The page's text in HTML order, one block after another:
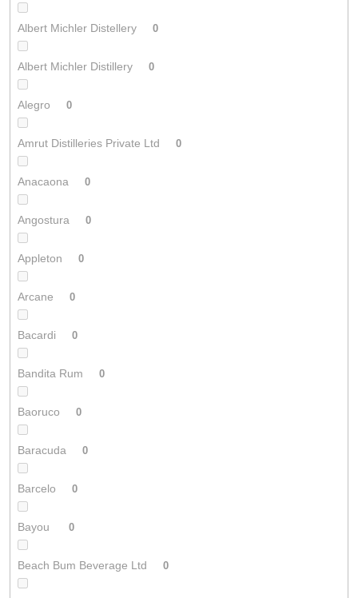
Albert Michler Distellery 0
Albert Michler Distillery 0
Alegro 0
Amrut Distilleries Private Ltd 0
Anacaona 0
Angostura 0
Appleton 0
Arcane 0
Bacardi 0
Bandita Rum 0
Baoruco 0
Baracuda 0
Barcelo 0
Bayou 0
Beach Bum Beverage Ltd 0